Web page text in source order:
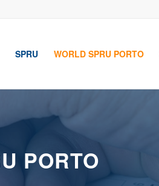
SPRU WORLD SPRU PORTO
PORTO